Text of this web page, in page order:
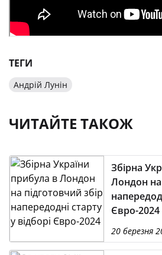
ТЕГИ
Андрій Лунін
ЧИТАЙТЕ ТАКОЖ
Збірна
Лондон на
Євро-2024
20 березня